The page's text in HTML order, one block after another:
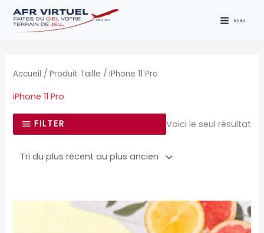
Aller
MENU
Accueil / Produit Taille / iPhone 11 Pro
iPhone 11 Pro
FILTER Voici le seul résultat
Ce
produit